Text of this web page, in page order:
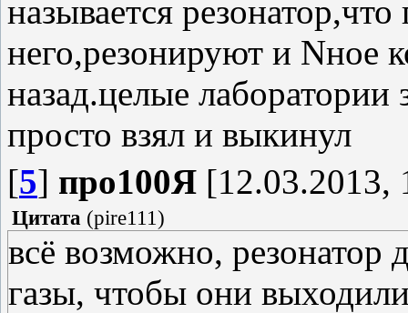
называется
него,резонируют и Nное
назад.целые
просто взял и выкинул
[5] про100Я [12.03.2013,
Цитата (pire111)
всё возможно,
газы, чтобы они